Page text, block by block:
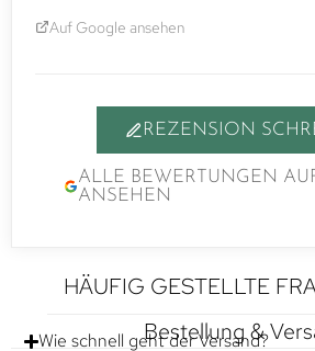
Auf Google ansehen
REZENSION
ALLE BEWERTUNGEN
ANSEHEN
HÄUFIG GESTELLTE
Bestellung &
Wie schnell geht der Versand?